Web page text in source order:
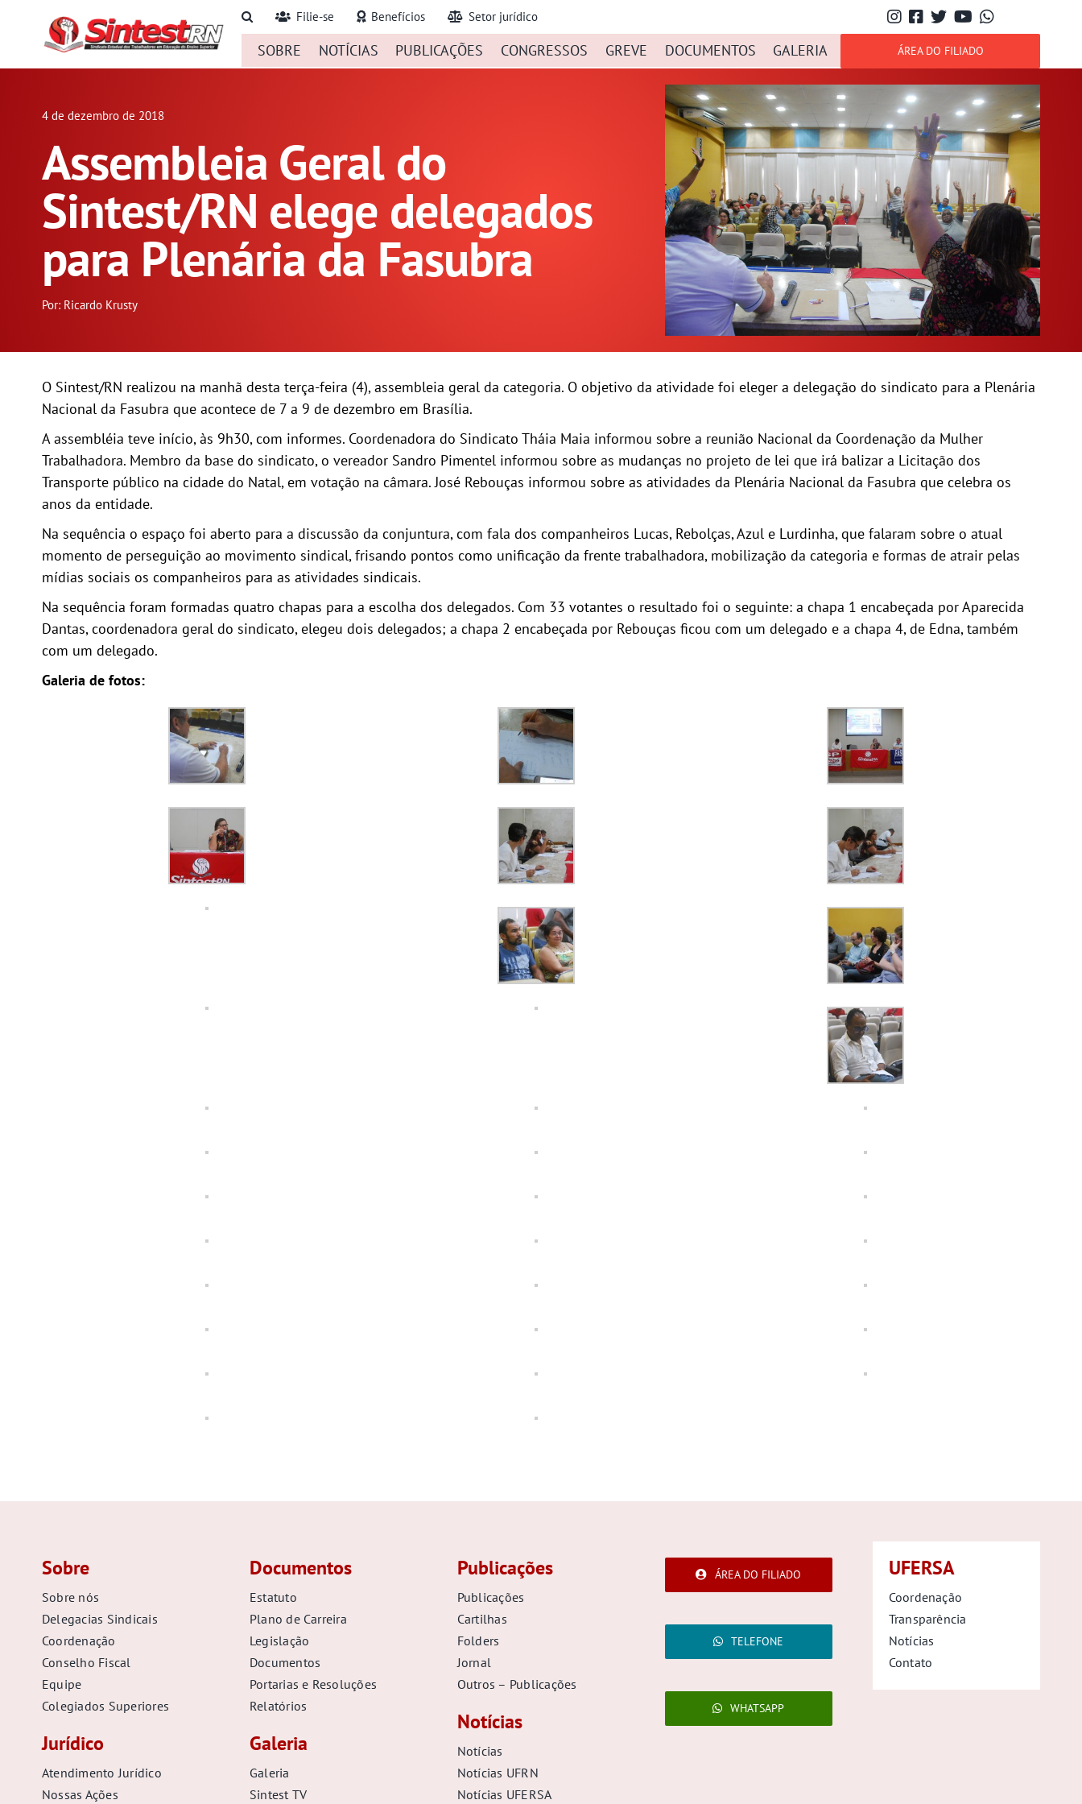
Filie-se Benefícios Setor jurídico
SOBRE NOTÍCIAS PUBLICAÇÕES CONGRESSOS GREVE DOCUMENTOS GALERIA ÁREA DO FILIADO
4 de dezembro de 2018
Assembleia Geral do
Sintest/RN elege delegados
para Plenária da Fasubra
Por: Ricardo Krusty
O Sintest/RN realizou na manhã desta terça-feira (4), assembleia geral da categoria. O objetivo da atividade foi eleger a delegação do sindicato para a Plenária
Nacional da Fasubra que acontece de 7 a 9 de dezembro em Brasília.
A assembléia teve início, às 9h30, com informes. Coordenadora do Sindicato Tháia Maia informou sobre a reunião Nacional da Coordenação da Mulher
Trabalhadora. Membro da base do sindicato, o vereador Sandro Pimentel informou sobre as mudanças no projeto de lei que irá balizar a Licitação dos
Transporte público na cidade do Natal, em votação na câmara. José Rebouças informou sobre as atividades da Plenária Nacional da Fasubra que celebra os
anos da entidade.
Na sequência o espaço foi aberto para a discussão da conjuntura, com fala dos companheiros Lucas, Rebolças, Azul e Lurdinha, que falaram sobre o atual
momento de perseguição ao movimento sindical, frisando pontos como unificação da frente trabalhadora, mobilização da categoria e formas de atrair pelas
mídias sociais os companheiros para as atividades sindicais.
Na sequência foram formadas quatro chapas para a escolha dos delegados. Com 33 votantes o resultado foi o seguinte: a chapa 1 encabeçada por Aparecida
Dantas, coordenadora geral do sindicato, elegeu dois delegados; a chapa 2 encabeçada por Rebouças ficou com um delegado e a chapa 4, de Edna, também
com um delegado.
Galeria de fotos:
Sobre
Sobre nós
Delegacias Sindicais
Coordenação
Conselho Fiscal
Equipe
Colegiados Superiores
Jurídico
Atendimento Jurídico
Nossas Ações
Documentos
Estatuto
Plano de Carreira
Legislação
Documentos
Portarias e Resoluções
Relatórios
Galeria
Galeria
Sintest TV
Publicações
Publicações
Cartilhas
Folders
Jornal
Outros – Publicações
Notícias
Notícias
Notícias UFRN
Notícias UFERSA
ÁREA DO FILIADO
TELEFONE
WHATSAPP
UFERSA
Coordenação
Transparência
Notícias
Contato